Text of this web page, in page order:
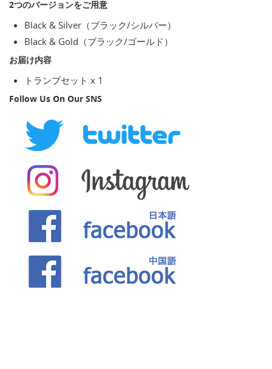
2つのバージョンをご用意
Black & Silver（ブラック/シルバー）
Black & Gold（ブラック/ゴールド）
お届け内容
トランプセット x 1
Follow Us On Our SNS